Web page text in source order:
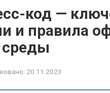
код —
и правила
20.11.2023